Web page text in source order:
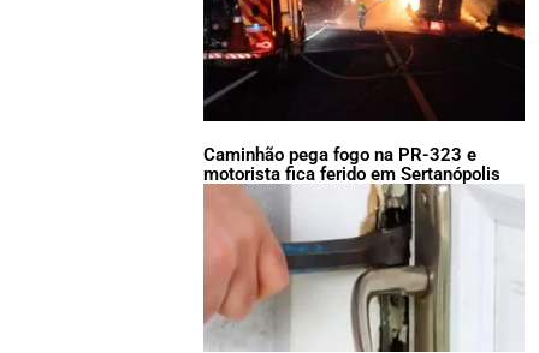
Caminhão pega fogo na PR-323 e
motorista fica ferido em Sertanópolis